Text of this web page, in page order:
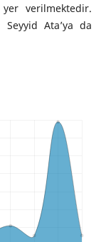
verilmektedir.
Seyyid Ata’ya da